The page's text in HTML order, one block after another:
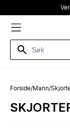
Forside/Mann/